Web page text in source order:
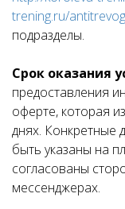
trening.ru/
подразделы.
Срок оказания
предоставления
оферте, которая
днях. Конкретные
быть указаны на
согласованы
мессенджерах.